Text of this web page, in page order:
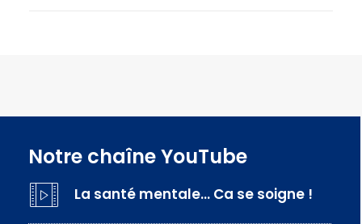
Notre chaîne YouTube
La santé mentale… Ca se soigne !